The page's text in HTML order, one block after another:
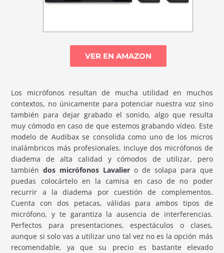
VER EN AMAZON
Los micrófonos resultan de mucha utilidad en muchos
contextos, no únicamente para potenciar nuestra voz sino
también para dejar grabado el sonido, algo que resulta
muy cómodo en caso de que estemos grabando vídeo. Este
modelo de Audibax se consolida como uno de los micros
inalámbricos más profesionales. Incluye dos micrófonos de
diadema de alta calidad y cómodos de utilizar, pero
tambiéndos micrófonos Lavalier o de solapa para que
puedas colocártelo en la camisa en caso de no poder
recurrir a la diadema por cuestión de complementos.
Cuenta con dos petacas, válidas para ambos tipos de
micrófono, y te garantiza la ausencia de interferencias.
Perfectos para presentaciones, espectáculos o clases,
aunque si solo vas a utilizar uno tal vez no es la opción más
recomendable, ya que su precio es bastante elevado